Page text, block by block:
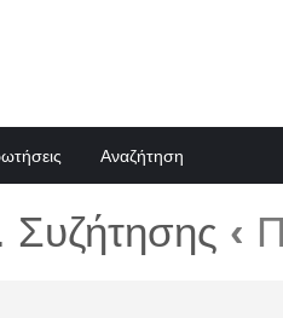
Αναζήτηση
Συζήτησης ‹